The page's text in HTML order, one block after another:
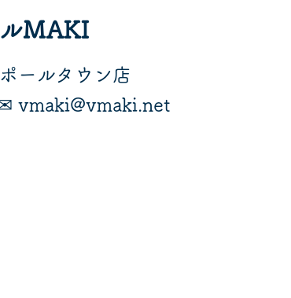
MAKI
ールタウン店
vmaki@vmaki.net